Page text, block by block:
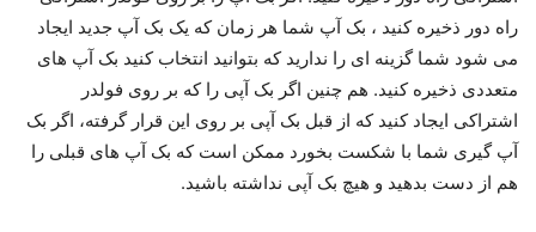
راه دور ذخیره کنید ، بک آپ شما هر زمان که یک بک آپ جدید ایجاد
می شود شما گزینه ای را ندارید که بتوانید انتخاب کنید بک آپ های
متعددی ذخیره کنید. هم چنین اگر بک آپی را که بر روی فولدر
اشتراکی ایجاد کنید که از قبل بک آپی بر روی این قرار گرفته، اگر بک
آپ گیری شما با شکست بخورد ممکن است که بک آپ های قبلی را
هم از دست بدهید و هیچ بک آپی نداشته باشید.